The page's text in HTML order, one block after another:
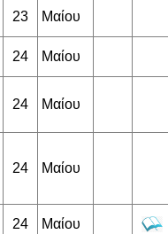
23 Μαίου
24 Μαίου
24 Μαίου
24 Μαίου
24 Μαίου